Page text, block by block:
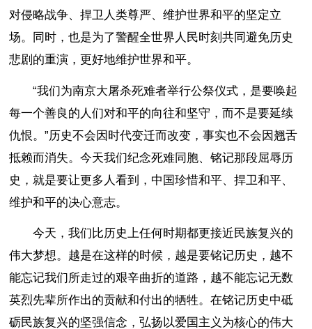
对侵略战争、捍卫人类尊严、维护世界和平的坚定立
场。同时，也是为了警醒全世界人民时刻共同避免历史
悲剧的重演，更好地维护世界和平。
“我们为南京大屠杀死难者举行公祭仪式，是要唤起
每一个善良的人们对和平的向往和坚守，而不是要延续
仇恨。”历史不会因时代变迁而改变，事实也不会因翘舌
抵赖而消失。今天我们纪念死难同胞、铭记那段屈辱历
史，就是要让更多人看到，中国珍惜和平、捍卫和平、
维护和平的决心意志。
今天，我们比历史上任何时期都更接近民族复兴的
伟大梦想。越是在这样的时候，越是要铭记历史，越不
能忘记我们所走过的艰辛曲折的道路，越不能忘记无数
英烈先辈所作出的贡献和付出的牺牲。在铭记历史中砥
砺民族复兴的坚强信念，弘扬以爱国主义为核心的伟大